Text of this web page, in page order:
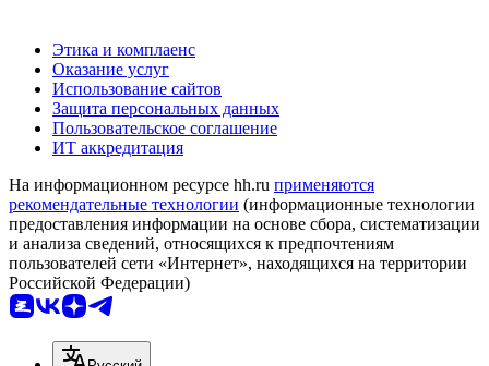
Этика и комплаенс
Оказание услуг
Использование сайтов
Защита персональных данных
Пользовательское соглашение
ИТ аккредитация
На информационном ресурсе hh.ru применяются
рекомендательные технологии (информационные технологии
предоставления информации на основе сбора, систематизации
и анализа сведений, относящихся к предпочтениям
пользователей сети «Интернет», находящихся на территории
Российской Федерации)